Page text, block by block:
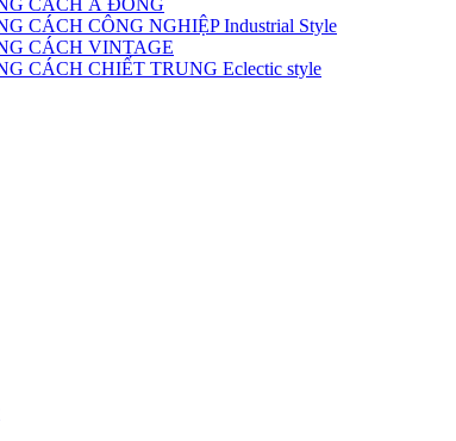
CÁCH Á ĐÔNG
CÁCH CÔNG NGHIỆP Industrial Style
CÁCH VINTAGE
CÁCH CHIẾT TRUNG Eclectic style